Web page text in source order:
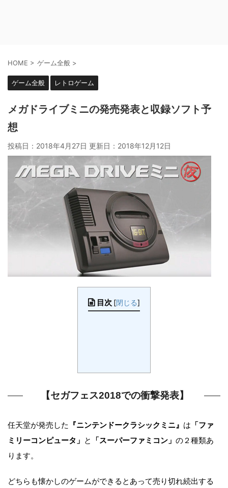
HOME > ゲーム全般 >
ゲーム全般 レトロゲーム
メガドライブミニの発売発表と収録ソフト予
想
投稿日：2018年4月27日 更新日： 2018年12月12日
目次 [閉じる]
【セガフェス2018での衝撃発表】
任天堂が発売した 『ニンテンドークラシックミニ』 は 「ファ
ミリーコンピュータ」 と 「スーパーファミコン」 の２種類あ
ります。
どちらも懐かしのゲームができるとあって売り切れ続出する